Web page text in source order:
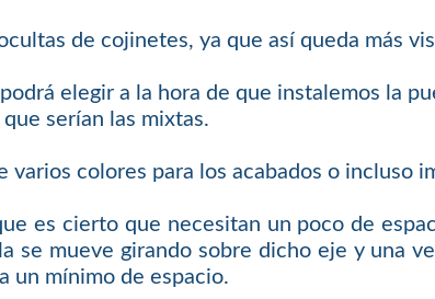
de cojinetes, ya que así queda más
elegir a la hora de que instalemos la
serían las mixtas.
varios colores para los acabados o incluso
es cierto que necesitan un poco de
se mueve girando sobre dicho eje y una
un mínimo de espacio.